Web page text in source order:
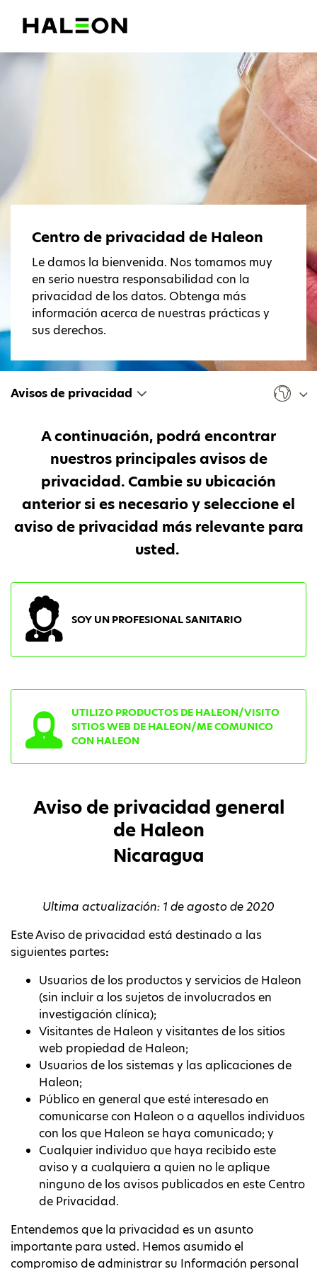
Centro de privacidad de Haleon
Le damos la bienvenida. Nos tomamos muy
en serio nuestra responsabilidad con la
privacidad de los datos. Obtenga más
información acerca de nuestras prácticas y
sus derechos.
Avisos de privacidad
A continuación, podrá encontrar
nuestros principales avisos de
privacidad. Cambie su ubicación
anterior si es necesario y seleccione el
aviso de privacidad más relevante para
usted.
SOY UN PROFESIONAL SANITARIO
UTILIZO PRODUCTOS DE HALEON/VISITO
SITIOS WEB DE HALEON/ME COMUNICO
CON HALEON
Aviso de privacidad general
de Haleon
Nicaragua
Ultima actualización: 1 de agosto de 2020
Este Aviso de privacidad está destinado a las
siguientes partes:
Usuarios de los productos y servicios de Haleon
(sin incluir a los sujetos de involucrados en
investigación clínica);
Visitantes de Haleon y visitantes de los sitios
web propiedad de Haleon;
Usuarios de los sistemas y las aplicaciones de
Haleon;
Público en general que esté interesado en
comunicarse con Haleon o a aquellos individuos
con los que Haleon se haya comunicado; y
Cualquier individuo que haya recibido este
aviso y a cualquiera a quien no le aplique
ninguno de los avisos publicados en este Centro
de Privacidad.
Entendemos que la privacidad es un asunto
importante para usted. Hemos asumido el
compromiso de administrar su Información personal